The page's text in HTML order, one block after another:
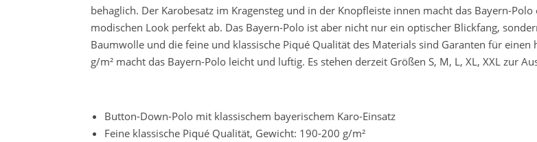
behaglich. Der Karobesatz im Kragensteg und in der Knopfleiste innen macht das Bayern-
modischen Look perfekt ab. Das Bayern-Polo ist aber nicht nur ein optischer Blickfang,
Baumwolle und die feine und klassische Piqué Qualität des Materials sind Garanten für
g/m² macht das Bayern-Polo leicht und luftig. Es stehen derzeit Größen S, M, L, XL, XXL zur
Button-Down-Polo mit klassischem bayerischem Karo-Einsatz
Feine klassische Piqué Qualität, Gewicht: 190-200 g/m²